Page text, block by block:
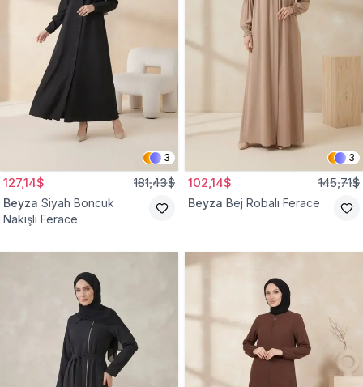
3
127,14$ 181,43$
Beyza Siyah Boncuk
Nakışlı Ferace
3
102,14$ 145,71$
Beyza Bej Robalı Ferace